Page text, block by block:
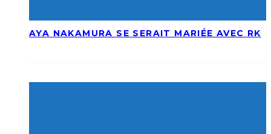
AYA NAKAMURA SE SERAIT MARIÉE AVEC RK